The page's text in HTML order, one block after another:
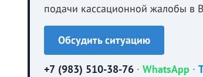
подачи кассационной жалобы в
Обсудить ситуацию
+7 (983) 510-38-76 · WhatsApp ·